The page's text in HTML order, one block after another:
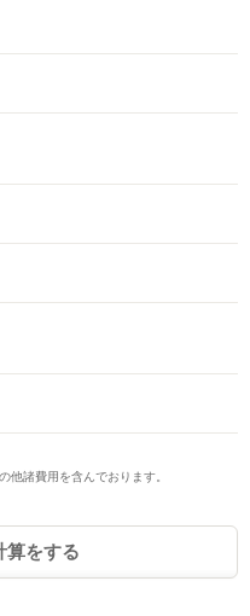
諸費用を含んでおります。
算をする